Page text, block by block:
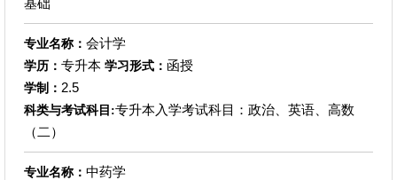
专业名称： 会计学
学历： 专升本 学习形式： 函授
学制： 2.5
科类与考试科目:专升本入学考试科目：政治、英语、高数
（二）
专业名称： 中药学